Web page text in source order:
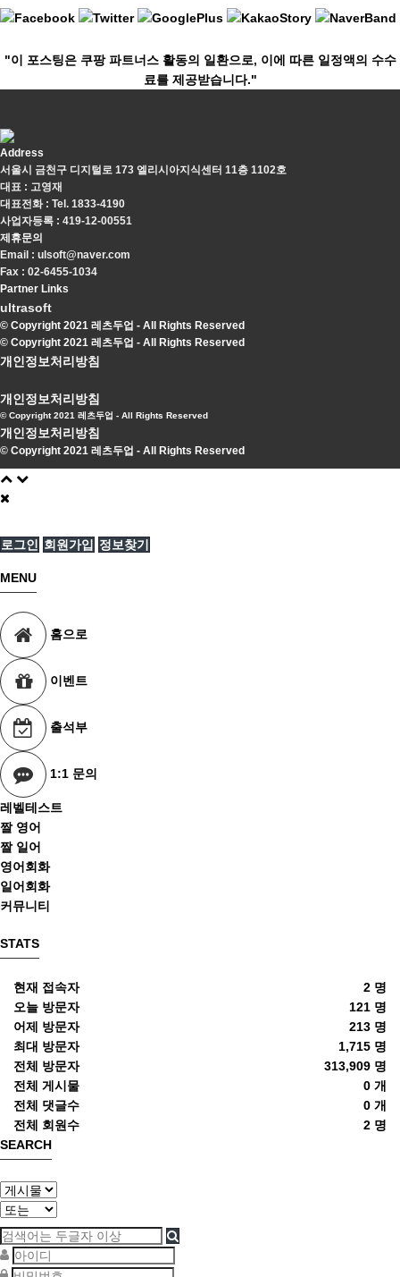
"이 포스팅은 쿠팡 파트너스 활동의 일환으로, 이에 따른 일정액의 수수
료를 제공받습니다."
Address
서울시 금천구 디지털로 173 엘리시아지식센터 11층 1102호
대표 : 고영재
대표전화 : Tel. 1833-4190
사업자등록 : 419-12-00551
제휴문의
Email : ulsoft@naver.com
Fax : 02-6455-1034
Partner Links
ultrasoft
© Copyright 2021 레츠두업 - All Rights Reserved
© Copyright 2021 레츠두업 - All Rights Reserved
개인정보처리방침
개인정보처리방침
© Copyright 2021 레츠두업 - All Rights Reserved
개인정보처리방침
© Copyright 2021 레츠두업 - All Rights Reserved
로그인 회원가입 정보찾기
MENU
홈으로
이벤트
출석부
1:1 문의
레벨테스트
짤 영어
짤 일어
영어회화
일어회화
커뮤니티
STATS
2 명
현재 접속자
121 명
오늘 방문자
213 명
어제 방문자
1,715 명
최대 방문자
313,909 명
전체 방문자
0 개
전체 게시물
0 개
전체 댓글수
2 명
전체 회원수
SEARCH